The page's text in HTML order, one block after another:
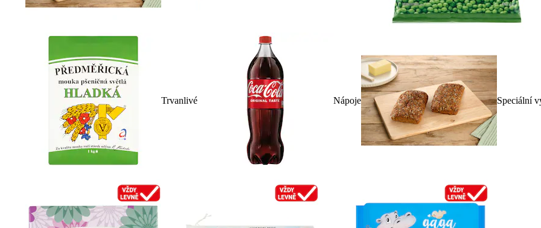
Trvanlivé Nápoje Speciální